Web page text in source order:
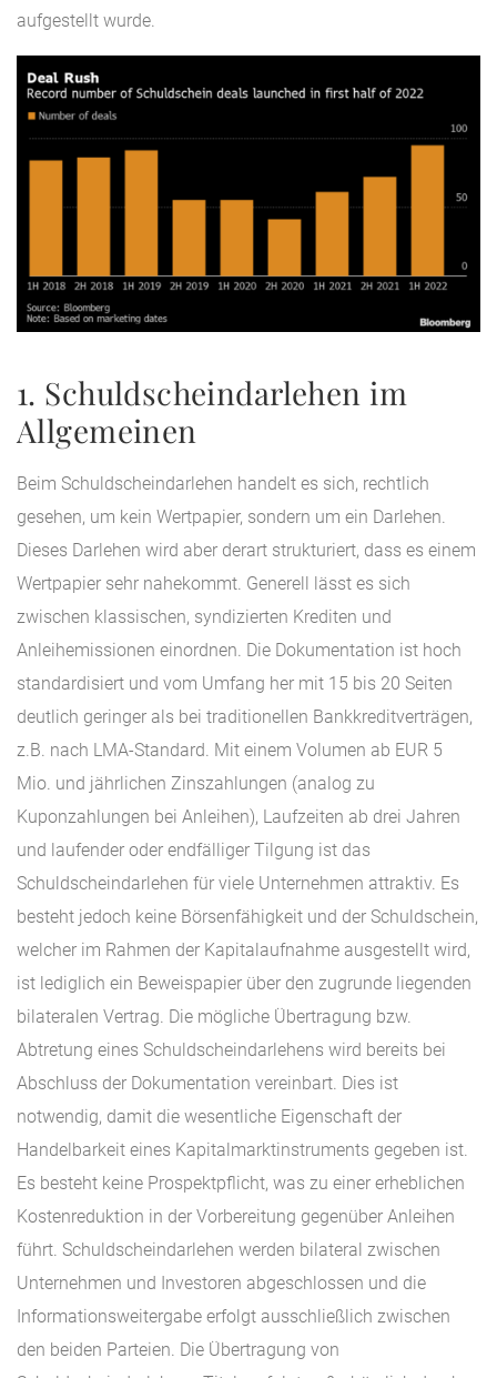
aufgestellt wurde.
1. Schuldscheindarlehen im
Allgemeinen
Beim Schuldscheindarlehen handelt es sich, rechtlich
gesehen, um kein Wertpapier, sondern um ein Darlehen.
Dieses Darlehen wird aber derart strukturiert, dass es einem
Wertpapier sehr nahekommt. Generell lässt es sich
zwischen klassischen, syndizierten Krediten und
Anleihemissionen einordnen. Die Dokumentation ist hoch
standardisiert und vom Umfang her mit 15 bis 20 Seiten
deutlich geringer als bei traditionellen Bankkreditverträgen,
z.B. nach LMA-Standard. Mit einem Volumen ab EUR 5
Mio. und jährlichen Zinszahlungen (analog zu
Kuponzahlungen bei Anleihen), Laufzeiten ab drei Jahren
und laufender oder endfälliger Tilgung ist das
Schuldscheindarlehen für viele Unternehmen attraktiv. Es
besteht jedoch keine Börsenfähigkeit und der Schuldschein,
welcher im Rahmen der Kapitalaufnahme ausgestellt wird,
ist lediglich ein Beweispapier über den zugrunde liegenden
bilateralen Vertrag. Die mögliche Übertragung bzw.
Abtretung eines Schuldscheindarlehens wird bereits bei
Abschluss der Dokumentation vereinbart. Dies ist
notwendig, damit die wesentliche Eigenschaft der
Handelbarkeit eines Kapitalmarktinstruments gegeben ist.
Es besteht keine Prospektpflicht, was zu einer erheblichen
Kostenreduktion in der Vorbereitung gegenüber Anleihen
führt. Schuldscheindarlehen werden bilateral zwischen
Unternehmen und Investoren abgeschlossen und die
Informationsweitergabe erfolgt ausschließlich zwischen
den beiden Parteien. Die Übertragung von